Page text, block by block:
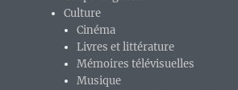
Culture
Cinéma
Livres et littérature
Mémoires télévisuelles
Musique